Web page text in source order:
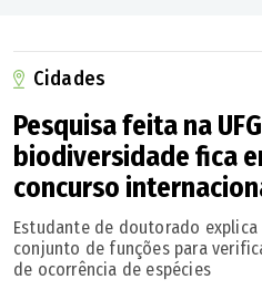
Cidades
Pesquisa feita na
biodiversidade fica
concurso
Estudante de doutorado
conjunto de funções para
de ocorrência de espécies